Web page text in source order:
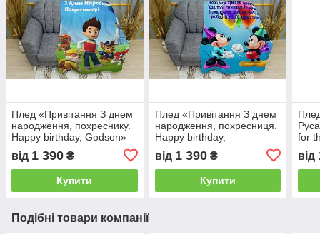
Плед «Привітання З днем
народження, похреснику.
Happy birthday, Godson»
від 1 390 ₴
Купити
Плед «Привітання З днем
народження, похресниця.
Happy birthday,
від 1 390₴
Купити
for
від
Подібні товари компанії